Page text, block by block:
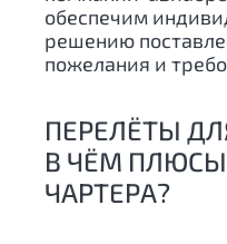
обеспечим
решению
пожелания и
ПЕРЕЛЁТЫ
В ЧЁМ
ЧАРТЕРА?